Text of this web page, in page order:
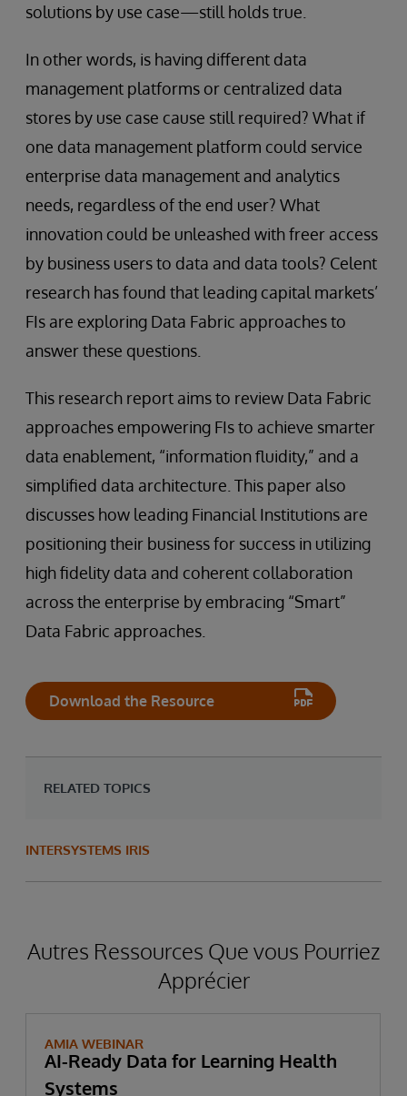
solutions by use case—still holds true.
In other words, is having different data
management platforms or centralized data
stores by use case cause still required? What if
one data management platform could service
enterprise data management and analytics
needs, regardless of the end user? What
innovation could be unleashed with freer access
by business users to data and data tools? Celent
research has found that leading capital markets’
FIs are exploring Data Fabric approaches to
answer these questions.
This research report aims to review Data Fabric
approaches empowering FIs to achieve smarter
data enablement, “information fluidity,” and a
simplified data architecture. This paper also
discusses how leading Financial Institutions are
positioning their business for success in utilizing
high fidelity data and coherent collaboration
across the enterprise by embracing “Smart”
Data Fabric approaches.
Download the Resource
RELATED TOPICS
INTERSYSTEMS IRIS
Autres Ressources Que vous Pourriez
Apprécier
AMIA WEBINAR
AI-Ready Data for Learning Health
Systems